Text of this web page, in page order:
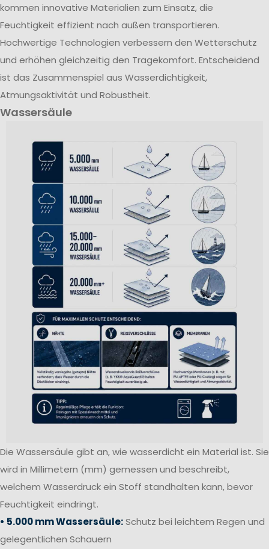
kommen innovative Materialien zum Einsatz, die
Feuchtigkeit effizient nach außen transportieren.
Hochwertige Technologien verbessern den Wetterschutz
und erhöhen gleichzeitig den Tragekomfort. Entscheidend
ist das Zusammenspiel aus Wasserdichtigkeit,
Atmungsaktivität und Robustheit.
Wassersäule
Die Wassersäule gibt an, wie wasserdicht ein Material ist. Sie
wird in Millimetern (mm) gemessen und beschreibt,
welchem Wasserdruck ein Stoff standhalten kann, bevor
Feuchtigkeit eindringt.
• 5.000 mm Wassersäule:Schutz bei leichtem Regen und
gelegentlichen Schauern